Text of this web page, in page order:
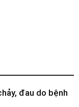
đau do bệnh